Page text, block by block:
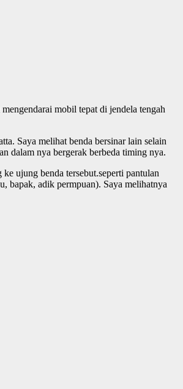
mobil tepat di jendela tengah
Saya melihat benda bersinar lain selain
dalam nya bergerak berbeda timing nya.
ujung benda tersebut.seperti pantulan
bapak, adik permpuan). Saya melihatnya